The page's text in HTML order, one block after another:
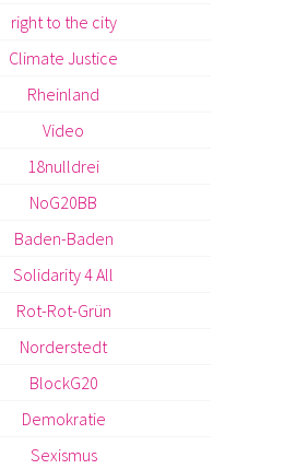
right to the city
Climate Justice
Rheinland
Video
18nulldrei
NoG20BB
Baden-Baden
Solidarity 4 All
Rot-Rot-Grün
Norderstedt
BlockG20
Demokratie
Sexismus